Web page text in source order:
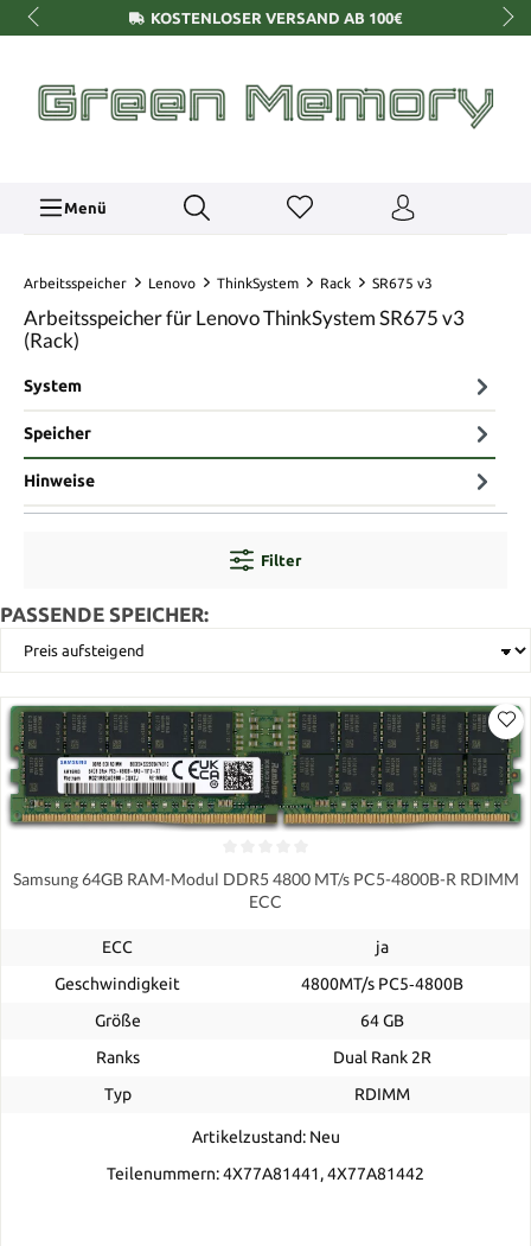
KOSTENLOSER VERSAND AB 100€
Menü
Arbeitsspeicher Lenovo ThinkSystem Rack SR675 v3
Arbeitsspeicher für Lenovo ThinkSystem SR675 v3
(Rack)
System
Speicher
Hinweise
Filter
PASSENDE SPEICHER:
Samsung 64GB RAM-Modul DDR5 4800 MT/s PC5-4800B-R RDIMM
ECC
ECC
ja
Geschwindigkeit
4800MT/s PC5‑4800B
Größe
64 GB
Ranks
Dual Rank 2R
Typ
RDIMM
Artikelzustand: Neu
Teilenummern: 4X77A81441, 4X77A81442